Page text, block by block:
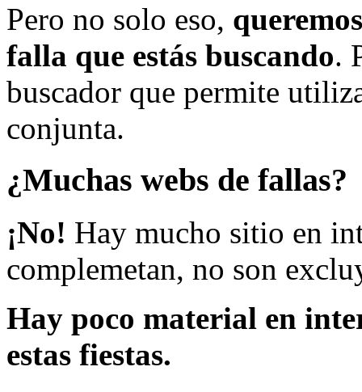
Pero no solo eso,
falla que estás buscando.
buscador que permite
conjunta.
¿Muchas webs de fallas?
¡No! Hay mucho sitio en
complemetan, no son
Hay poco material en
estas fiestas.